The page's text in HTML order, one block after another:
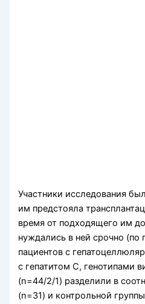
Участники исследования
им предстояла
время от подходящего им
нуждались в ней срочно (по
пациентов с
с гепатитом С, генотипами
(n=44/2/1) разделили в
(n=31) и контрольной